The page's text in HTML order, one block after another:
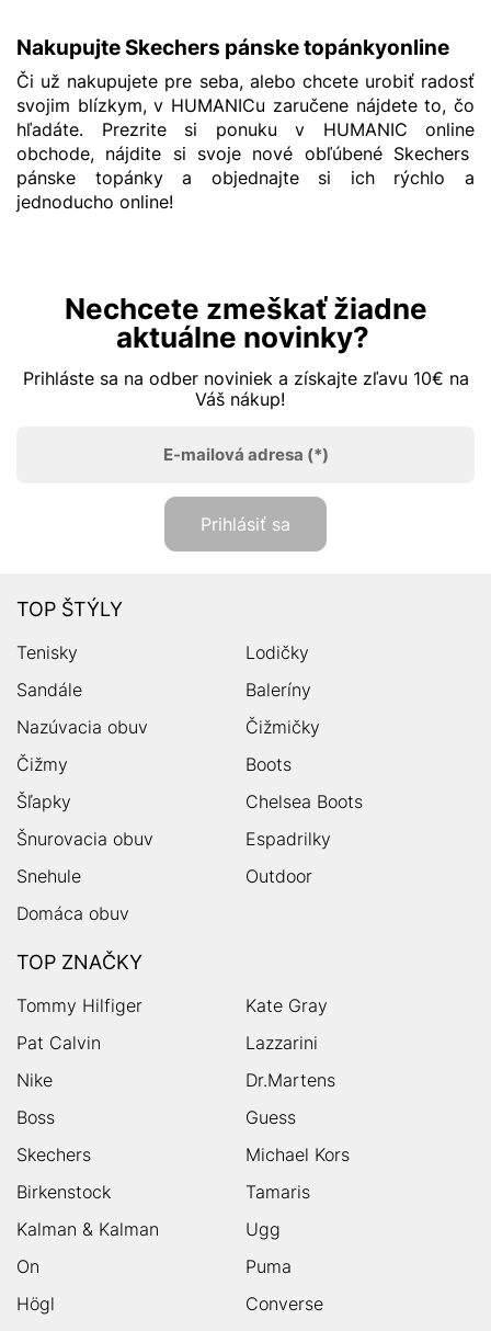
Nakupujte Skechers pánske topánkyonline
Či už nakupujete pre seba, alebo chcete urobiť radosť
svojim blízkym, v HUMANICu zaručene nájdete to, čo
hľadáte. Prezrite si ponuku v HUMANIC online
obchode, nájdite si svoje nové obľúbené Skechers
pánske topánky a objednajte si ich rýchlo a
jednoducho online!
Nechcete zmeškať žiadne
aktuálne novinky?
Prihláste sa na odber noviniek a získajte zľavu 10€ na
Váš nákup!
E-mailová adresa (*)
Prihlásiť sa
TOP ŠTÝLY
Tenisky
Lodičky
Sandále
Baleríny
Nazúvacia obuv
Čižmičky
Čižmy
Boots
Šľapky
Chelsea Boots
Šnurovacia obuv
Espadrilky
Snehule
Outdoor
Domáca obuv
TOP ZNAČKY
Tommy Hilfiger
Kate Gray
Pat Calvin
Lazzarini
Nike
Dr.Martens
Boss
Guess
Skechers
Michael Kors
Birkenstock
Tamaris
Kalman & Kalman
Ugg
On
Puma
Högl
Converse